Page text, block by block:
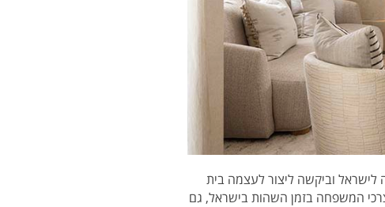
וביקשה ליצור לעצמה בית
המשפחה בזמן השהות בישראל, גם